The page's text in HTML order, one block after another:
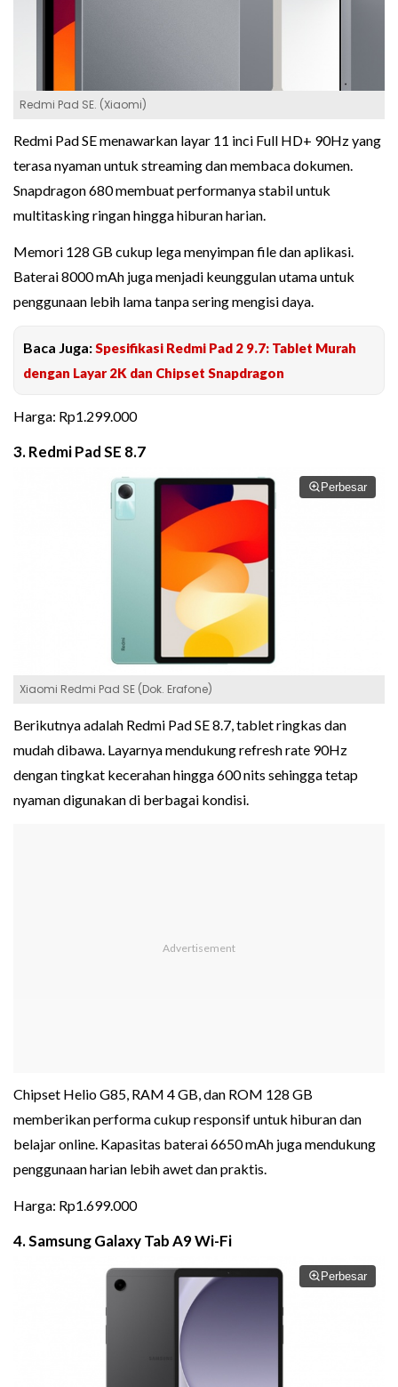
Redmi Pad SE. (Xiaomi)
Redmi Pad SE menawarkan layar 11 inci Full HD+ 90Hz yang
terasa nyaman untuk streaming dan membaca dokumen.
Snapdragon 680 membuat performanya stabil untuk
multitasking ringan hingga hiburan harian.
Memori 128 GB cukup lega menyimpan file dan aplikasi.
Baterai 8000 mAh juga menjadi keunggulan utama untuk
penggunaan lebih lama tanpa sering mengisi daya.
Baca Juga:Spesifikasi Redmi Pad 2 9.7: Tablet Murah
dengan Layar 2K dan Chipset Snapdragon
Harga: Rp1.299.000
3. Redmi Pad SE 8.7
Perbesar
Xiaomi Redmi Pad SE (Dok. Erafone)
Berikutnya adalah Redmi Pad SE 8.7, tablet ringkas dan
mudah dibawa. Layarnya mendukung refresh rate 90Hz
dengan tingkat kecerahan hingga 600 nits sehingga tetap
nyaman digunakan di berbagai kondisi.
Chipset Helio G85, RAM 4 GB, dan ROM 128 GB
memberikan performa cukup responsif untuk hiburan dan
belajar online. Kapasitas baterai 6650 mAh juga mendukung
penggunaan harian lebih awet dan praktis.
Harga: Rp1.699.000
4. Samsung Galaxy Tab A9 Wi-Fi
Perbesar